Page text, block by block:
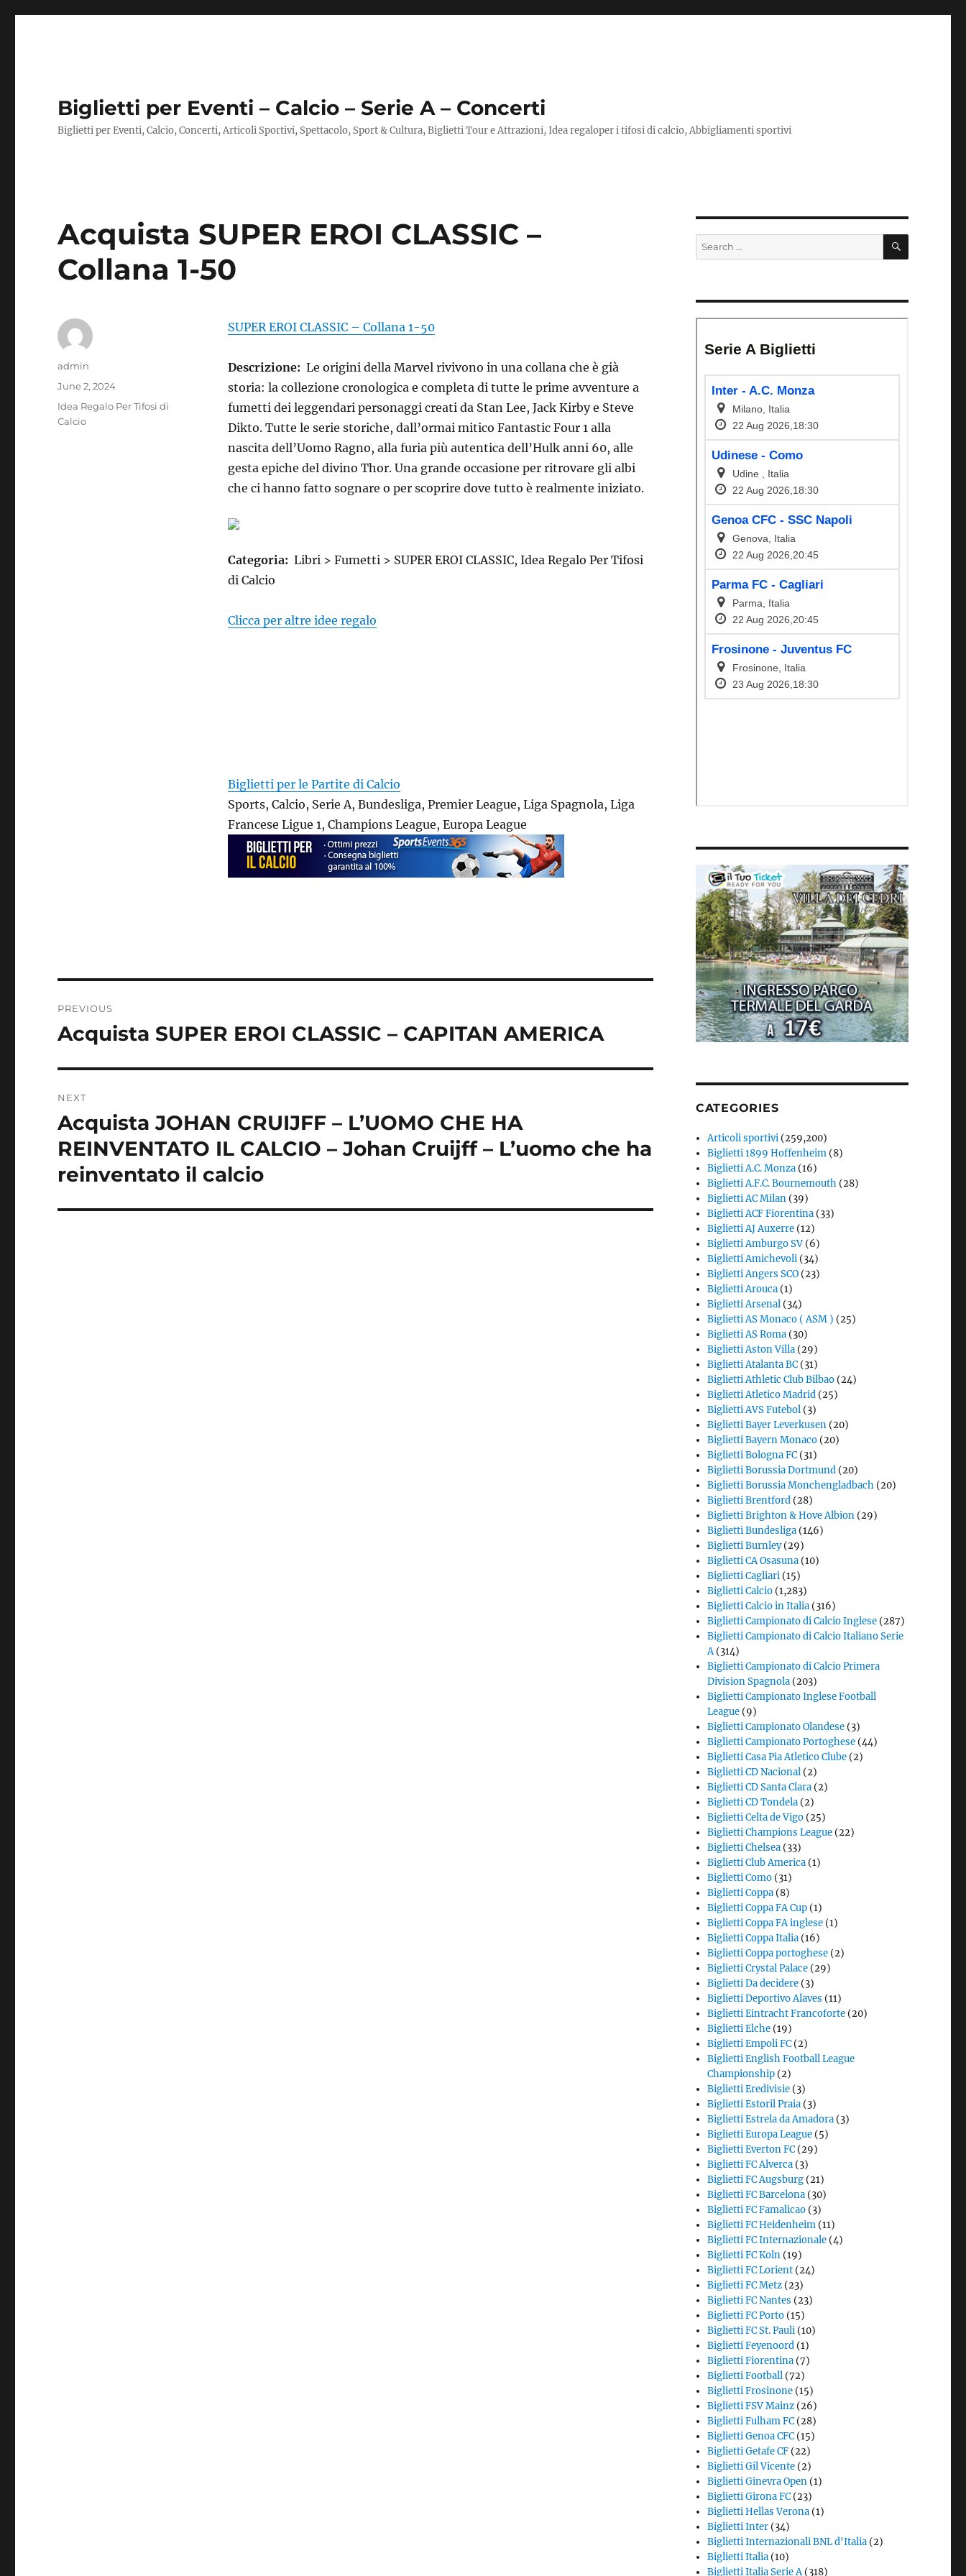
Biglietti per Eventi – Calcio – Serie A – Concerti
Biglietti per Eventi, Calcio, Concerti, Articoli Sportivi, Spettacolo, Sport & Cultura, Biglietti Tour e Attrazioni, Idea regaloper i tifosi di calcio, Abbigliamenti sportivi
Acquista SUPER EROI CLASSIC –
Collana 1-50
SUPER EROI CLASSIC – Collana 1-50
Descrizione: Le origini della Marvel rivivono in una collana che è già
storia: la collezione cronologica e completa di tutte le prime avventure a
fumetti dei leggendari personaggi creati da Stan Lee, Jack Kirby e Steve
Dikto. Tutte le serie storiche, dall’ormai mitico Fantastic Four 1 alla
nascita dell’Uomo Ragno, alla furia più autentica dell’Hulk anni 60, alle
gesta epiche del divino Thor. Una grande occasione per ritrovare gli albi
che ci hanno fatto sognare o per scoprire dove tutto è realmente iniziato.
Categoria: Libri > Fumetti > SUPER EROI CLASSIC, Idea Regalo Per Tifosi
di Calcio
Clicca per altre idee regalo
Biglietti per le Partite di Calcio
Sports, Calcio, Serie A, Bundesliga, Premier League, Liga Spagnola, Liga
Francese Ligue 1, Champions League, Europa League
Author
admin
Posted
on
June 2, 2024
Categories
Idea Regalo Per Tifosi di
Calcio
navigation
PREVIOUS
Previous
Acquista SUPER EROI CLASSIC – CAPITAN AMERICA
NEXT
Next
post:
Acquista JOHAN CRUIJFF – L’UOMO CHE HA
REINVENTATO IL CALCIO – Johan Cruijff – L’uomo che ha
reinventato il calcio
Search
for:
SEARCH
CATEGORIES
Articoli sportivi (259,200)
Biglietti 1899 Hoffenheim (8)
Biglietti A.C. Monza (16)
Biglietti A.F.C. Bournemouth (28)
Biglietti AC Milan (39)
Biglietti ACF Fiorentina (33)
Biglietti AJ Auxerre (12)
Biglietti Amburgo SV (6)
Biglietti Amichevoli (34)
Biglietti Angers SCO (23)
Biglietti Arouca (1)
Biglietti Arsenal (34)
Biglietti AS Monaco ( ASM ) (25)
Biglietti AS Roma (30)
Biglietti Aston Villa (29)
Biglietti Atalanta BC (31)
Biglietti Athletic Club Bilbao (24)
Biglietti Atletico Madrid (25)
Biglietti AVS Futebol (3)
Biglietti Bayer Leverkusen (20)
Biglietti Bayern Monaco (20)
Biglietti Bologna FC (31)
Biglietti Borussia Dortmund (20)
Biglietti Borussia Monchengladbach (20)
Biglietti Brentford (28)
Biglietti Brighton & Hove Albion (29)
Biglietti Bundesliga (146)
Biglietti Burnley(29)
Biglietti CA Osasuna (10)
Biglietti Cagliari (15)
Biglietti Calcio (1,283)
Biglietti Calcio in Italia (316)
Biglietti Campionato di Calcio Inglese (287)
Biglietti Campionato di Calcio Italiano Serie
A(314)
Biglietti Campionato di Calcio Primera
Division Spagnola (203)
Biglietti Campionato Inglese Football
League (9)
Biglietti Campionato Olandese (3)
Biglietti Campionato Portoghese (44)
Biglietti Casa Pia Atletico Clube (2)
Biglietti CD Nacional (2)
Biglietti CD Santa Clara (2)
Biglietti CD Tondela (2)
Biglietti Celta de Vigo (25)
Biglietti Champions League (22)
Biglietti Chelsea (33)
Biglietti Club America (1)
Biglietti Como (31)
Biglietti Coppa (8)
Biglietti Coppa FA Cup (1)
Biglietti Coppa FA inglese (1)
Biglietti Coppa Italia (16)
Biglietti Coppa portoghese (2)
Biglietti Crystal Palace (29)
Biglietti Da decidere (3)
Biglietti Deportivo Alaves (11)
Biglietti Eintracht Francoforte (20)
Biglietti Elche (19)
Biglietti Empoli FC (2)
Biglietti English Football League
Championship (2)
Biglietti Eredivisie (3)
Biglietti Estoril Praia (3)
Biglietti Estrela da Amadora (3)
Biglietti Europa League (5)
Biglietti Everton FC (29)
Biglietti FC Alverca (3)
Biglietti FC Augsburg (21)
Biglietti FC Barcelona (30)
Biglietti FC Famalicao (3)
Biglietti FC Heidenheim (11)
Biglietti FC Internazionale (4)
Biglietti FC Koln (19)
Biglietti FC Lorient (24)
Biglietti FC Metz (23)
Biglietti FC Nantes (23)
Biglietti FC Porto (15)
Biglietti FC St. Pauli (10)
Biglietti Feyenoord (1)
Biglietti Fiorentina (7)
Biglietti Football (72)
Biglietti Frosinone (15)
Biglietti FSV Mainz (26)
Biglietti Fulham FC (28)
Biglietti Genoa CFC (15)
Biglietti Getafe CF (22)
Biglietti Gil Vicente (2)
Biglietti Ginevra Open (1)
Biglietti Girona FC (23)
Biglietti Hellas Verona (1)
Biglietti Inter (34)
Biglietti Internazionali BNL d'Italia (2)
Biglietti Italia (10)
Biglietti Italia Serie A(318)